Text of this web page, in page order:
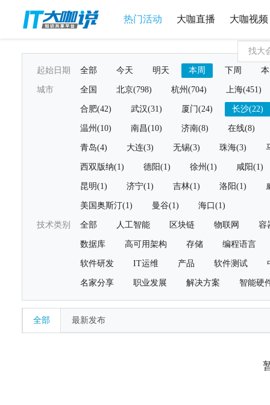
热门活动 大咖直播 大咖视频
起始日期 全部 今天 明天 本周 下周
城市 全国 北京(798) 杭州(704) 上海(451)
合肥(42) 武汉(31) 厦门(24) 长沙(22)
温州(10) 南昌(10) 济南(8) 在线(8)
青岛(4) 大连(3) 无锡(3) 珠海(3)
西双版纳(1) 德阳(1) 徐州(1) 咸阳(1)
昆明(1) 济宁(1) 吉林(1) 洛阳(1)
美国奥斯汀(1) 曼谷(1) 海口(1)
技术类别 全部 人工智能 区块链 物联网 容
数据库 高可用架构 存储 编程语言
软件研发 IT运维 产品 软件测试
名家分享 职业发展 解决方案 智能硬
全部 最新发布